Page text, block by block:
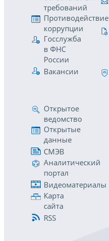
требований
Противодействие
коррупции
Госслужба
в ФНС
России
Вакансии
Открытое
ведомство
Открытые
данные
СМЭВ
Аналитический
портал
Видеоматериалы
Карта
сайта
RSS